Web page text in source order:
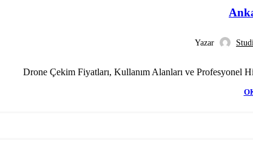
Yazar
Drone Çekim Fiyatları, Kullanım Alanları ve Profesyonel